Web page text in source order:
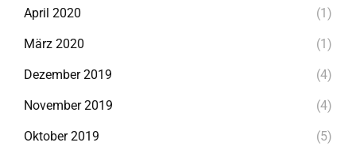
April 2020 (1)
März 2020 (1)
Dezember 2019 (4)
November 2019 (4)
Oktober 2019 (5)